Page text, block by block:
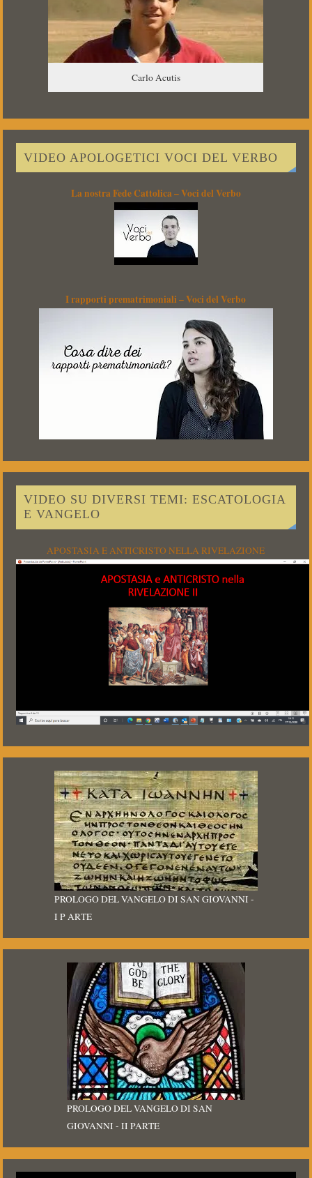
Carlo Acutis
VIDEO APOLOGETICI VOCI DEL VERBO
La nostra Fede Cattolica – Voci del Verbo
I rapporti prematrimoniali – Voci del Verbo
VIDEO SU DIVERSI TEMI: ESCATOLOGIA
E VANGELO
APOSTASIA E ANTICRISTO NELLA RIVELAZIONE
PROLOGO DEL VANGELO DI SAN GIOVANNI -
I P ARTE
PROLOGO DEL VANGELO DI SAN
GIOVANNI - II PARTE